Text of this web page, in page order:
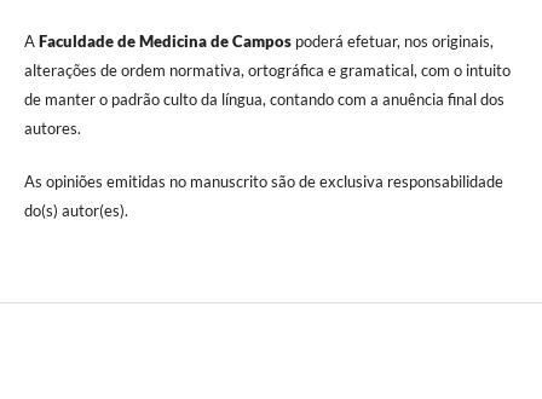
AFaculdade de Medicina de Campospoderá efetuar, nos originais,
alterações de ordem normativa, ortográfica e gramatical, com o intuito
de manter o padrão culto da língua, contando com a anuência final dos
autores.
As opiniões emitidas no manuscrito são de exclusiva responsabilidade
do(s) autor(es).